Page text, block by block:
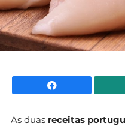
As duas receitas